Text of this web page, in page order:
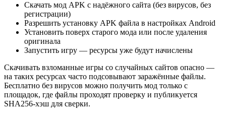
Скачать мод APK с надёжного сайта (без вирусов, без
регистрации)
Разрешить установку APK файла в настройках Android
Установить поверх старого мода или после удаления
оригинала
Запустить игру — ресурсы уже будут начислены
Скачивать взломанные игры со случайных сайтов опасно —
на таких ресурсах часто подсовывают заражённые файлы.
Бесплатно без вирусов можно получить мод только с
площадок, где файлы проходят проверку и публикуется
SHA256-хэш для сверки.